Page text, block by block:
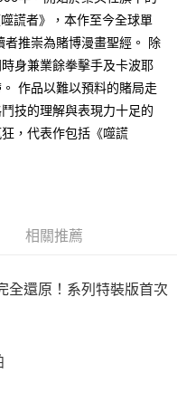
先享後付」服務完成之交
並將交易相關給付款項請求債
：
監護人之同意方可使用
之損失，本公司不負相關責
帳號之用戶狀況，依本公司即
之情形，本公司將視審查結果
謊者》，本作至今全球單
推崇為賭博漫畫聖經。 除
身兼業餘拳擊手及卡波耶
作品以難以預料的賭局走
技的理解與表現力十足的
，代表作包括《噬謊
相關推薦
全還原！系列特裝版首次